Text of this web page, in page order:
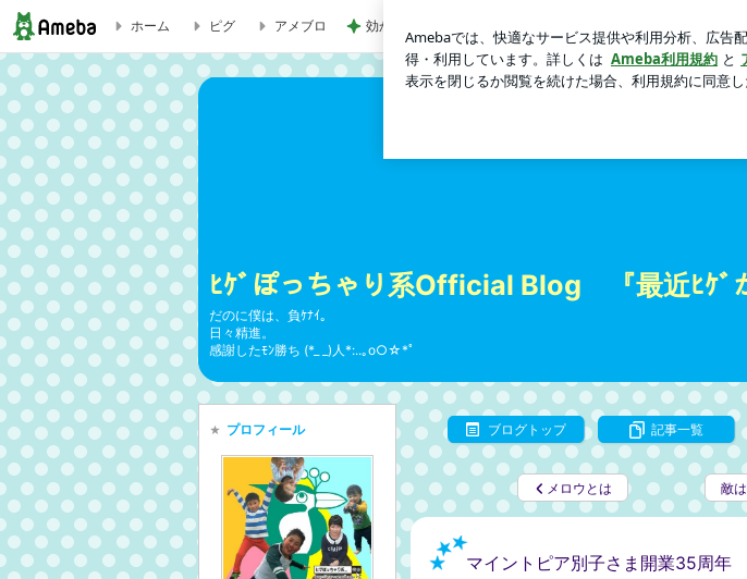
マイントピア別子さま開業35周年 | ﾋｹﾞぽっちゃり系Official Blog 『最近ﾋｹﾞから白髪がﾎﾟﾂﾘ
ホーム ピグ アメブロ 効かない麻薬と先生からの提案
ﾋｹﾞぽっちゃり系Official Blog 『最近ﾋｹﾞ
だのに僕は、負ｹﾅｲ。
日々精進。
感謝したﾓﾝ勝ち (*_ _)人*:..｡o○☆*ﾟ
ブログトップ 記事一覧
メロウとは 敵
マイントピア別子さま開業35周年
プロフィール